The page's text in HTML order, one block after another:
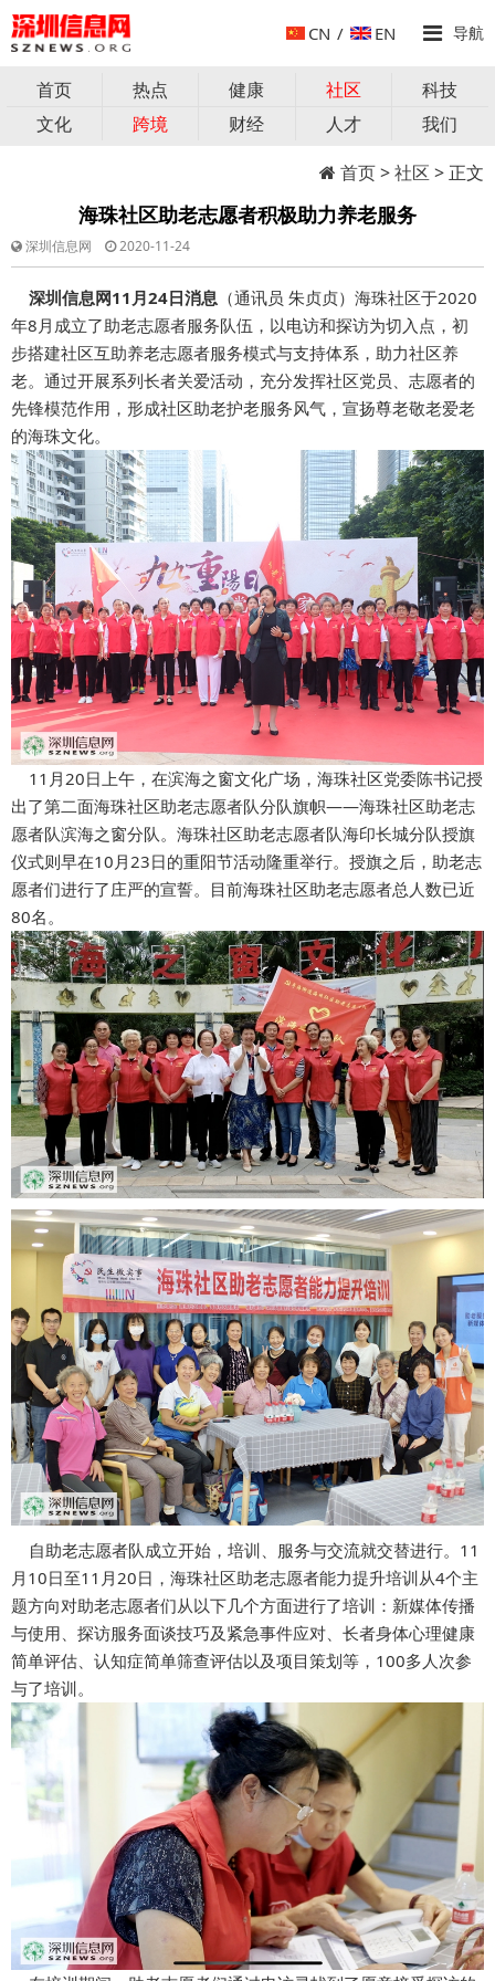
CN / EN 导航
首页 热点 健康 社区
科技
文化
跨境 财经 人才
我们
首页>社区 > 正文
海珠社区助老志愿者积极助力养老服务
深圳信息网 2020-11-24
深圳信息网11月24日消息 （通讯员 朱贞贞） 海珠社区于2020
年8月成立了助老志愿者服务队伍，以电访和探访为切入点，初
步搭建社区互助养老志愿者服务模式与支持体系，助力社区养
老。通过开展系列长者关爱活动，充分发挥社区党员、志愿者的
先锋模范作用，形成社区助老护老服务风气，宣扬尊老敬老爱老
的海珠文化。
11月20日上午，在滨海之窗文化广场，海珠社区党委陈书记授
出了第二面海珠社区助老志愿者队分队旗帜——海珠社区助老志
愿者队滨海之窗分队。海珠社区助老志愿者队海印长城分队授旗
仪式则早在10月23日的重阳节活动隆重举行。授旗之后，助老志
愿者们进行了庄严的宣誓。目前海珠社区助老志愿者总人数已近
80名。
自助老志愿者队成立开始，培训、服务与交流就交替进行。11
月10日至11月20日，海珠社区助老志愿者能力提升培训从4个主
题方向对助老志愿者们从以下几个方面进行了培训：新媒体传播
与使用、探访服务面谈技巧及紧急事件应对、长者身体心理健康
简单评估、认知症简单筛查评估以及项目策划等，100多人次参
与了培训。